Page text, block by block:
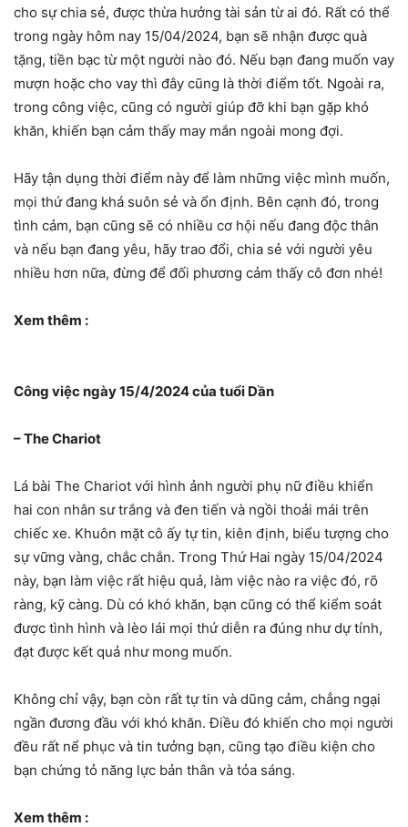
cho sự chia sẻ, được thừa hưởng tài sản từ ai đó. Rất có thể
trong ngày hôm nay 15/04/2024, bạn sẽ nhận được quà
tặng, tiền bạc từ một người nào đó. Nếu bạn đang muốn vay
mượn hoặc cho vay thì đây cũng là thời điểm tốt. Ngoài ra,
trong công việc, cũng có người giúp đỡ khi bạn gặp khó
khăn, khiến bạn cảm thấy may mắn ngoài mong đợi.
Hãy tận dụng thời điểm này để làm những việc mình muốn,
mọi thứ đang khá suôn sẻ và ổn định. Bên cạnh đó, trong
tình cảm, bạn cũng sẽ có nhiều cơ hội nếu đang độc thân
và nếu bạn đang yêu, hãy trao đổi, chia sẻ với người yêu
nhiều hơn nữa, đừng để đối phương cảm thấy cô đơn nhé!
Xem thêm :
Công việc ngày 15/4/2024 của tuổi Dần
– The Chariot
Lá bài The Chariot với hình ảnh người phụ nữ điều khiển
hai con nhân sư trắng và đen tiến và ngồi thoải mái trên
chiếc xe. Khuôn mặt cô ấy tự tin, kiên định, biểu tượng cho
sự vững vàng, chắc chắn. Trong Thứ Hai ngày 15/04/2024
này, bạn làm việc rất hiệu quả, làm việc nào ra việc đó, rõ
ràng, kỹ càng. Dù có khó khăn, bạn cũng có thể kiểm soát
được tình hình và lèo lái mọi thứ diễn ra đúng như dự tính,
đạt được kết quả như mong muốn.
Không chỉ vậy, bạn còn rất tự tin và dũng cảm, chẳng ngại
ngần đương đầu với khó khăn. Điều đó khiến cho mọi người
đều rất nể phục và tin tưởng bạn, cũng tạo điều kiện cho
bạn chứng tỏ năng lực bản thân và tỏa sáng.
Xem thêm :